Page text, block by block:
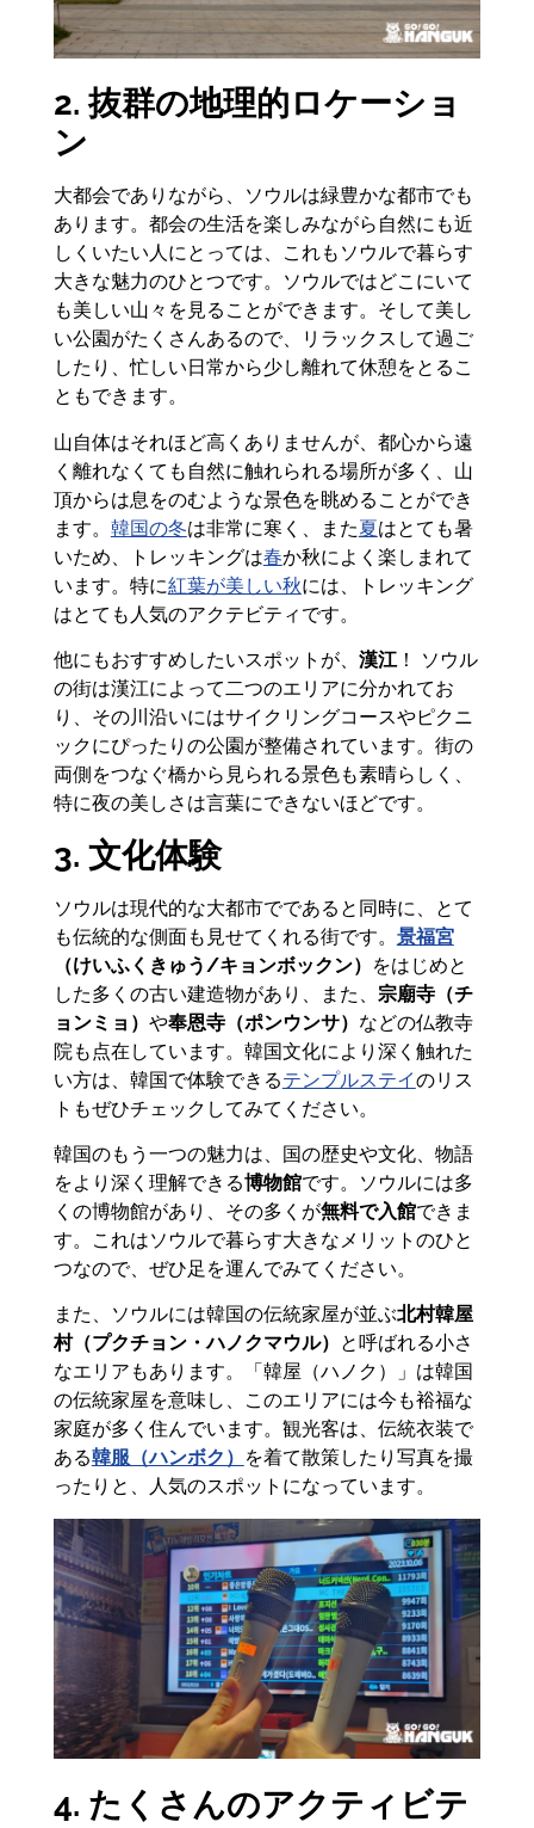
2. 抜群の地理的ロケーショ
ン
大都会でありながら、ソウルは緑豊かな都市でも
あります。都会の生活を楽しみながら自然にも近
しくいたい人にとっては、これもソウルで暮らす
大きな魅力のひとつです。ソウルではどこにいて
も美しい山々を見ることができます。そして美し
い公園がたくさんあるので、リラックスして過ご
したり、忙しい日常から少し離れて休憩をとるこ
ともできます。
山自体はそれほど高くありませんが、都心から遠
く離れなくても自然に触れられる場所が多く、山
頂からは息をのむような景色を眺めることができ
ます。 韓国の冬は非常に寒く、また夏はとても暑
いため、トレッキングは春か秋によく楽しまれて
います。特に紅葉が美しい秋には、トレッキング
はとても人気のアクテビティです。
他にもおすすめしたいスポットが、 漢江！ ソウル
の街は漢江によって二つのエリアに分かれてお
り、その川沿いにはサイクリングコースやピクニ
ックにぴったりの公園が整備されています。街の
両側をつなぐ橋から見られる景色も素晴らしく、
特に夜の美しさは言葉にできないほどです。
3. 文化体験
ソウルは現代的な大都市でであると同時に、とて
も伝統的な側面も見せてくれる街です。 景福宮
（けいふくきゅう/キョンボックン） をはじめと
した多くの古い建造物があり、また、 宗廟寺（チ
ョンミョ） や奉恩寺（ポンウンサ） などの仏教寺
院も点在しています。韓国文化により深く触れた
い方は、韓国で体験できるテンプルステイのリス
トもぜひチェックしてみてください。
韓国のもう一つの魅力は、国の歴史や文化、物語
をより深く理解できる博物館です。ソウルには多
くの博物館があり、その多くが無料で入館できま
す。これはソウルで暮らす大きなメリットのひと
つなので、ぜひ足を運んでみてください。
また、ソウルには韓国の伝統家屋が並ぶ北村韓屋
村（プクチョン・ハノクマウル） と呼ばれる小さ
なエリアもあります。「韓屋（ハノク）」は韓国
の伝統家屋を意味し、このエリアには今も裕福な
家庭が多く住んでいます。観光客は、伝統衣装で
ある韓服（ハンボク） を着て散策したり写真を撮
ったりと、人気のスポットになっています。
4. たくさんのアクティビテ